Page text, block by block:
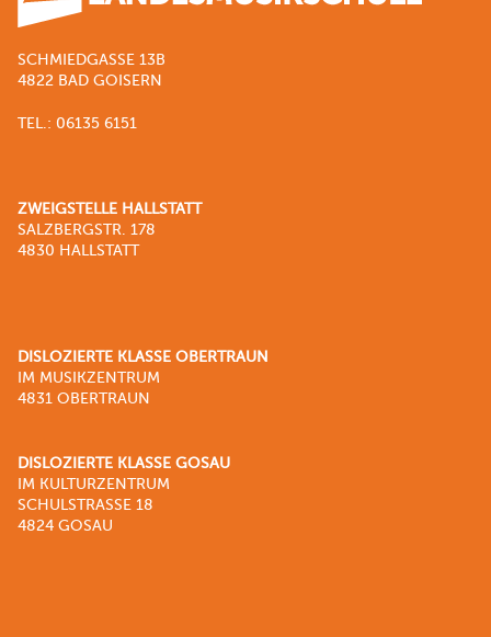
SCHMIEDGASSE 13B
4822 BAD GOISERN
TEL.: 06135 6151
ZWEIGSTELLE HALLSTATT
SALZBERGSTR. 178
4830 HALLSTATT
DISLOZIERTE KLASSE OBERTRAUN
IM MUSIKZENTRUM
4831 OBERTRAUN
DISLOZIERTE KLASSE GOSAU
IM KULTURZENTRUM
SCHULSTRASSE 18
4824 GOSAU